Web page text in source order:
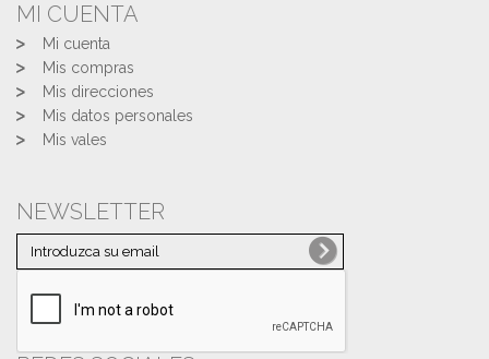
MI CUENTA
Mi cuenta
Mis compras
Mis direcciones
Mis datos personales
Mis vales
NEWSLETTER